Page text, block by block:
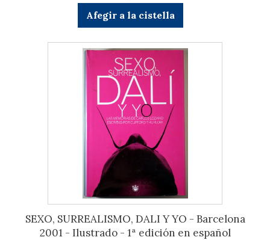
Afegir a la cistella
SEXO, SURREALISMO, DALI Y YO - Barcelona
2001 - Ilustrado - 1ª edición en español